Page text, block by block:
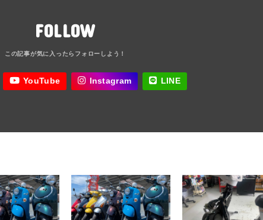
FOLLOW
YouTube Instagram LINE